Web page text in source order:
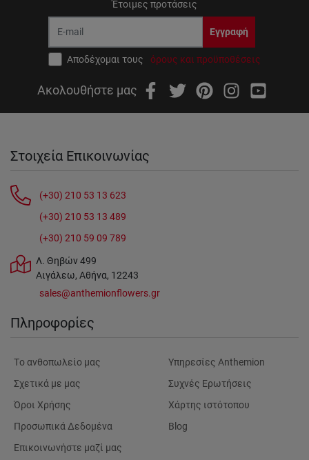
Έτοιμες προτάσεις
Εγγραφή
Αποδέχομαι τους όρους και προϋποθέσεις
Ακολουθήστε μας
Στοιχεία Επικοινωνίας
(+30) 210 53 13 623
(+30) 210 53 13 489
(+30) 210 59 09 789
Λ. Θηβών 499
Αιγάλεω, Αθήνα, 12243
sales@anthemionflowers.gr
Πληροφορίες
Tο ανθοπωλείο μας
Σχετικά με μας
Όροι Χρήσης
Προσωπικά Δεδομένα
Επικοινωνήστε μαζί μας
Υπηρεσίες Anthemion
Συχνές Ερωτήσεις
Χάρτης ιστότοπου
Blog